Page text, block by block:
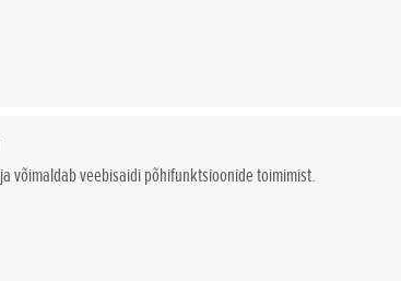
võimaldab veebisaidi põhifunktsioonide toimimist.
1C OÜ